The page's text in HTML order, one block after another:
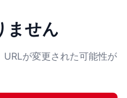
ません
が変更された可能性が